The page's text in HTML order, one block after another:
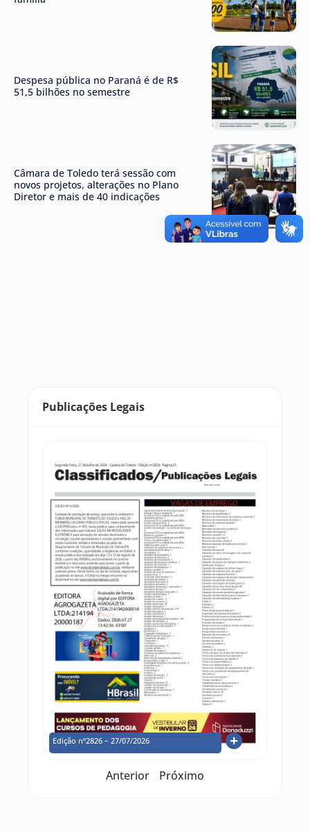
Despesa pública no Paraná é de R$
51,5 bilhões no semestre
Câmara de Toledo terá sessão com
novos projetos, alterações no Plano
Diretor e mais de 40 indicações
Publicações Legais
Edição nº2826 – 27/07/2026
Anterior Próximo